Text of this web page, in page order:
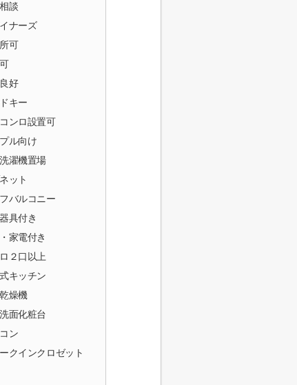
談
ナーズ
可
好
キー
ンロ設置可
ル向け
濯機置場
ット
バルコニー
具付き
家電付き
２口以上
キッチン
燥機
面化粧台
ン
クインクロゼット